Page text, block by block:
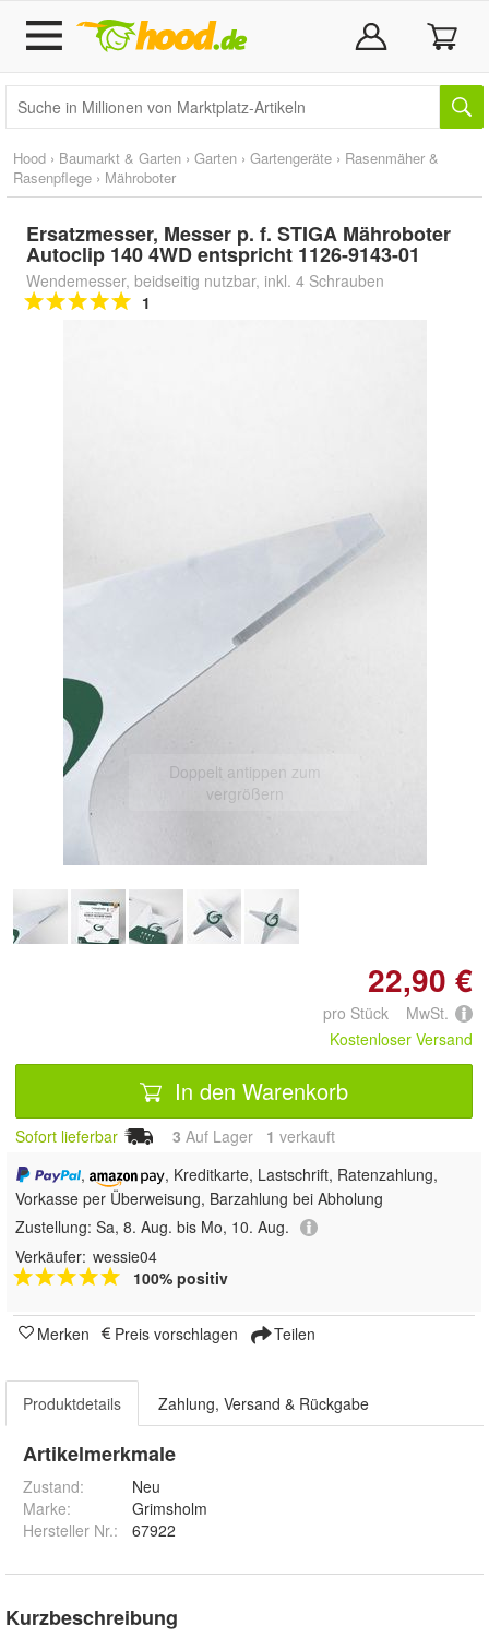
Hood › Baumarkt & Garten › Garten › Gartengeräte › Rasenmäher &
Rasenpflege › Mähroboter
Ersatzmesser, Messer p. f. STIGA Mähroboter
Autoclip 140 4WD entspricht 1126-9143-01
Wendemesser, beidseitig nutzbar, inkl. 4 Schrauben
1
Doppelt antippen zum
vergrößern
22,90 €
pro Stück MwSt.
Kostenloser Versand
In den Warenkorb
Sofort lieferbar 3 Auf Lager 1 verkauft
,
, Kreditkarte, Lastschrift, Ratenzahlung,
Vorkasse per Überweisung, Barzahlung bei Abholung
Zustellung: Sa, 8. Aug. bis Mo, 10. Aug.
Verkäufer: wessie04
100% positiv
Merken Preis vorschlagen Teilen
Produktdetails Zahlung, Versand & Rückgabe
Artikelmerkmale
Zustand:
Neu
Marke:
Grimsholm
Hersteller Nr.:
67922
Kurzbeschreibung